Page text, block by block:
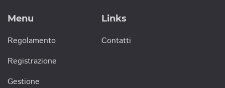
Menu
Regolamento
Registrazione
Gestione
Links
Contatti